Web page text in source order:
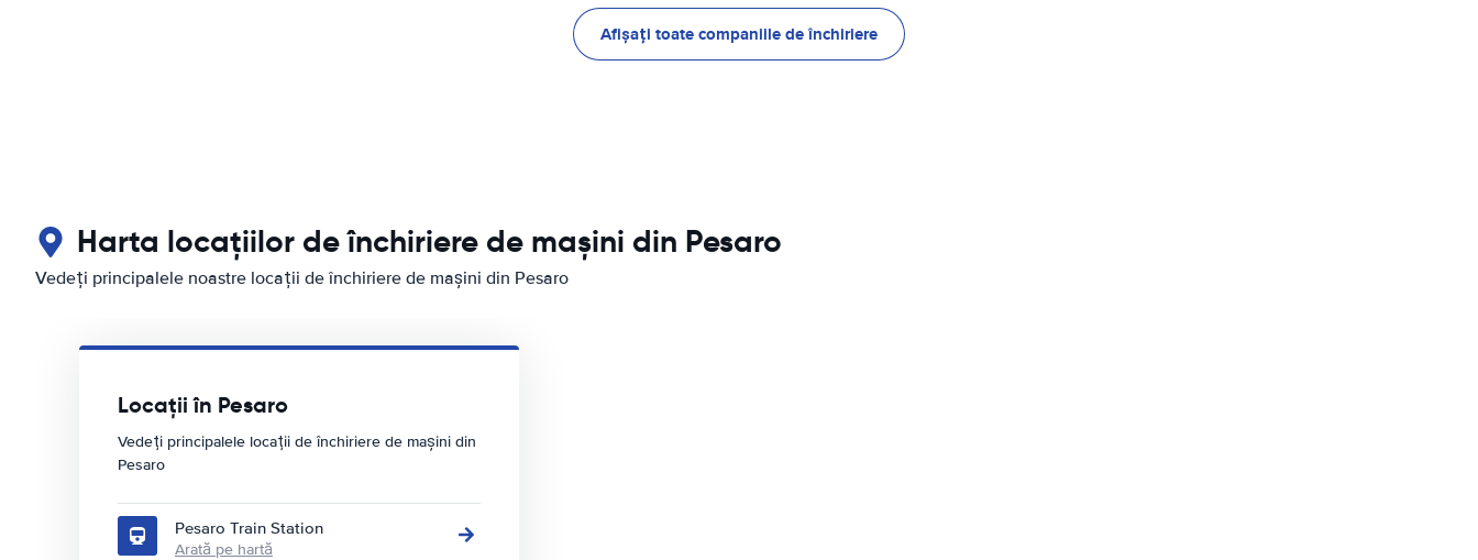
Afișați toate companiile de închiriere
Harta locațiilor de închiriere de mașini din Pesaro
Vedeți principalele noastre locații de închiriere de mașini din Pesaro
Locații în Pesaro
Vedeți principalele locații de închiriere de mașini din
Pesaro
Pesaro Train Station
Arată pe hartă